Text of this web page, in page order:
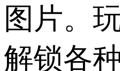
图片。
解锁各